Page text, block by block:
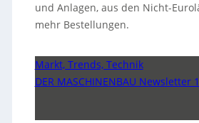
und Anlagen, aus den Nicht-
mehr Bestellungen.
Markt, Trends, Technik
DER MASCHINENBAU Newsletter